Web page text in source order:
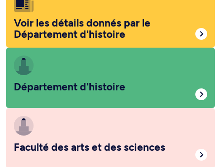
Voir les détails donnés par le
Département d'histoire
Département d'histoire
Faculté des arts et des sciences